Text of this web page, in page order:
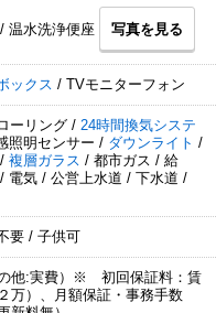
温水洗浄便座 写真を見る
ックス / TVモニターフォン
ーリング / 24時間換気システ
照明センサー / ダウンライト /
複層ガラス / 都市ガス / 給
/ 電気 / 公営上水道 / 下水道 /
要 / 子供可
他:実費）※ 初回保証料：賃
万）、月額保証・事務手数